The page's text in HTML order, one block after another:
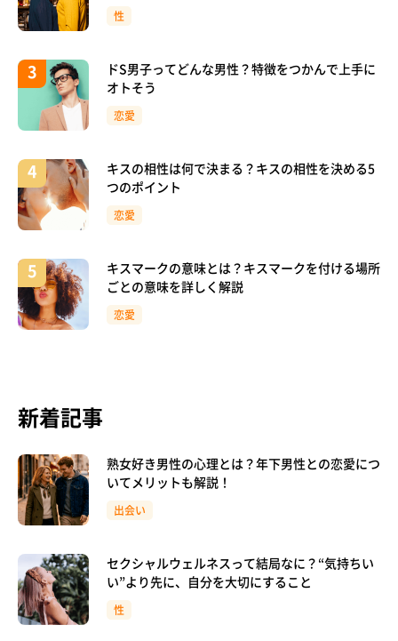
性
ドS男子ってどんな男性？特徴をつかんで上手に
オトそう
恋愛
キスの相性は何で決まる？キスの相性を決める5
つのポイント
恋愛
キスマークの意味とは？キスマークを付ける場所
ごとの意味を詳しく解説
恋愛
新着記事
熟女好き男性の心理とは？年下男性との恋愛につ
いてメリットも解説！
出会い
セクシャルウェルネスって結局なに？“気持ちい
い”より先に、自分を大切にすること
性